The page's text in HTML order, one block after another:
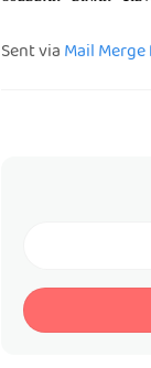
Sent viaMail